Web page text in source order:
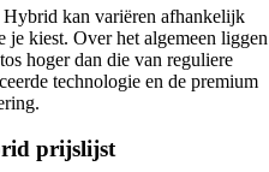
Hybrid kan variëren afhankelijk
je kiest. Over het algemeen liggen
hoger dan die van reguliere
technologie en de premium
prijslijst